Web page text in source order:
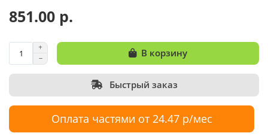
851.00 р.
В корзину
Быстрый заказ
Оплата частями от 24.47 р/мес